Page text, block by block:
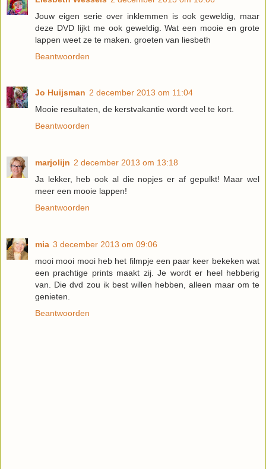
Jouw eigen serie over inklemmen is ook geweldig, maar
deze DVD lijkt me ook geweldig. Wat een mooie en grote
lappen weet ze te maken. groeten van liesbeth
Beantwoorden
Jo Huijsman 2 december 2013 om 11:04
Mooie resultaten, de kerstvakantie wordt veel te kort.
Beantwoorden
marjolijn 2 december 2013 om 13:18
Ja lekker, heb ook al die nopjes er af gepulkt! Maar wel
meer een mooie lappen!
Beantwoorden
mia 3 december 2013 om 09:06
mooi mooi mooi heb het filmpje een paar keer bekeken wat
een prachtige prints maakt zij. Je wordt er heel hebberig
van. Die dvd zou ik best willen hebben, alleen maar om te
genieten.
Beantwoorden